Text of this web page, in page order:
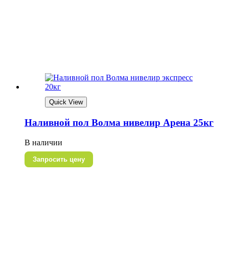
Quick View
Наливной пол Волма нивелир Арена 25кг
В наличии
Запросить цену